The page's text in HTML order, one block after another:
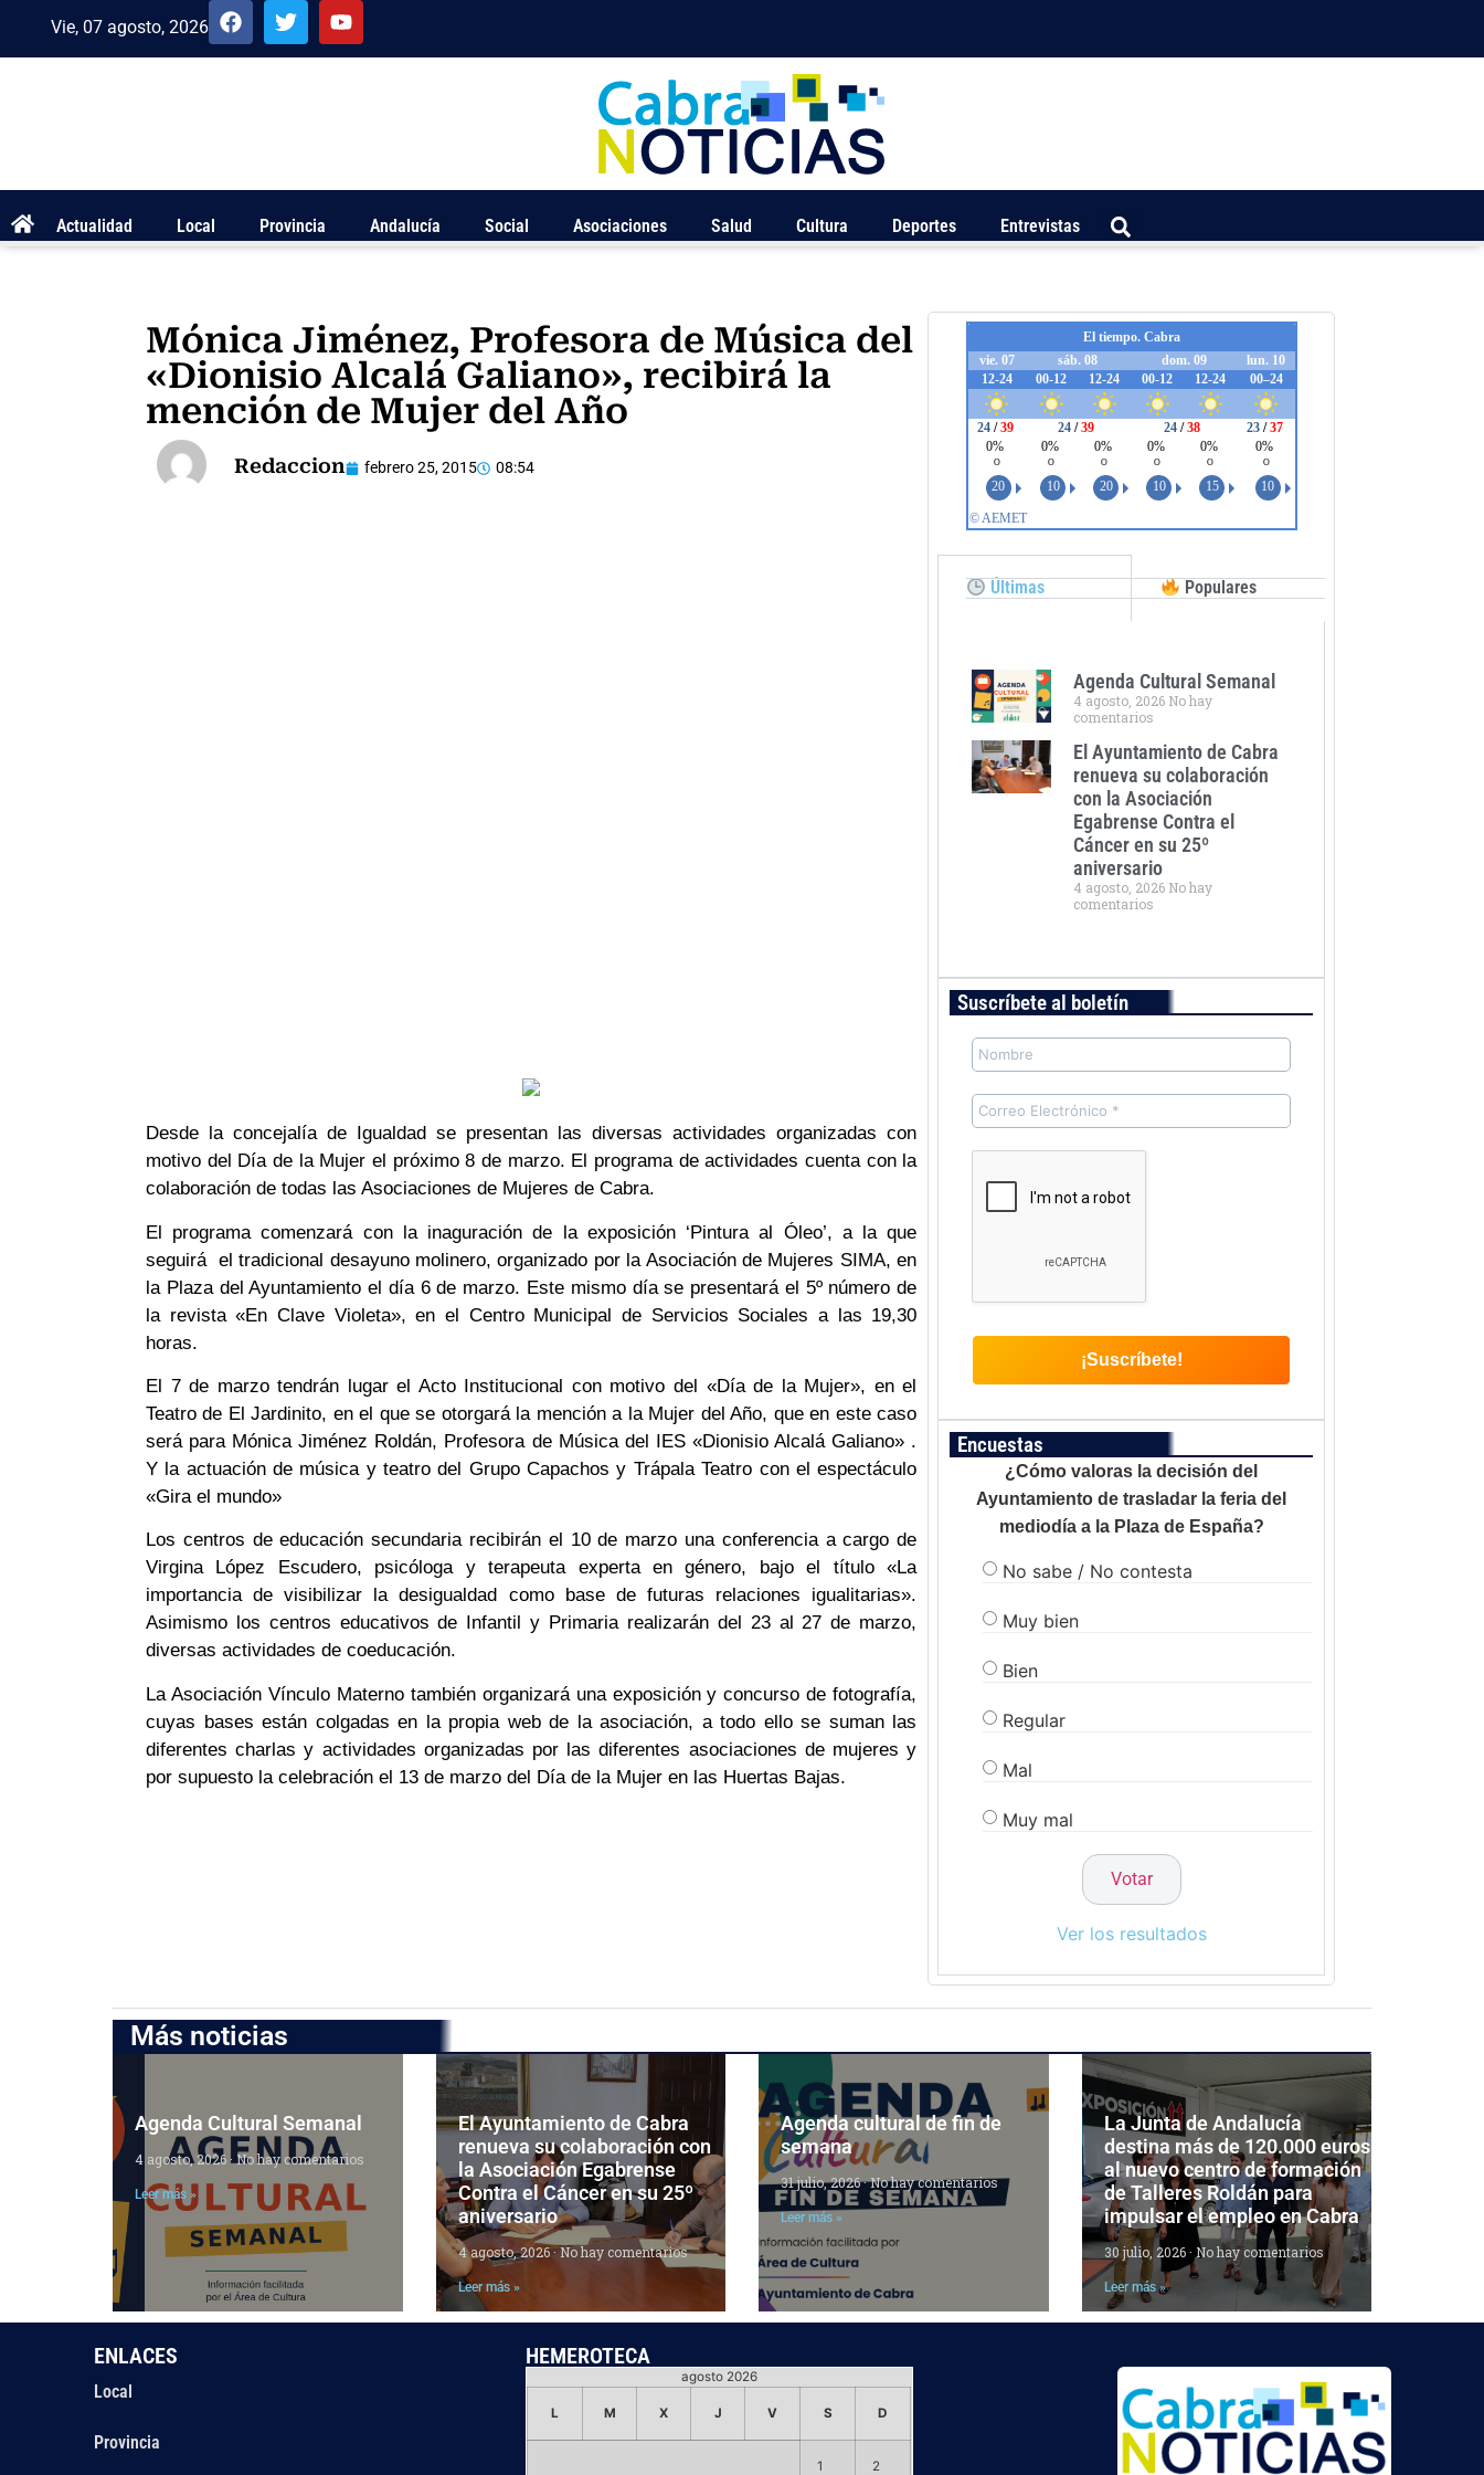
Vie, 07 agosto, 2026
Actualidad Local Provincia Andalucía Social Asociaciones Salud Cultura Deportes Entrevistas
Mónica Jiménez, Profesora de Música del
«Dionisio Alcalá Galiano», recibirá la
mención de Mujer del Año
Redaccion febrero 25, 2015 08:54
Desde la concejalía de Igualdad se presentan las diversas actividades organizadas con
motivo del Día de la Mujer el próximo 8 de marzo. El programa de actividades cuenta con la
colaboración de todas las Asociaciones de Mujeres de Cabra.
El programa comenzará con la inaguración de la exposición ‘Pintura al Óleo’, a la que
seguirá el tradicional desayuno molinero, organizado por la Asociación de Mujeres SIMA, en
la Plaza del Ayuntamiento el día 6 de marzo. Este mismo día se presentará el 5º número de
la revista «En Clave Violeta», en el Centro Municipal de Servicios Sociales a las 19,30
horas.
El 7 de marzo tendrán lugar el Acto Institucional con motivo del «Día de la Mujer», en el
Teatro de El Jardinito, en el que se otorgará la mención a la Mujer del Año, que en este caso
será para Mónica Jiménez Roldán, Profesora de Música del IES «Dionisio Alcalá Galiano» .
Y la actuación de música y teatro del Grupo Capachos y Trápala Teatro con el espectáculo
«Gira el mundo»
Los centros de educación secundaria recibirán el 10 de marzo una conferencia a cargo de
Virgina López Escudero, psicóloga y terapeuta experta en género, bajo el título «La
importancia de visibilizar la desigualdad como base de futuras relaciones igualitarias».
Asimismo los centros educativos de Infantil y Primaria realizarán del 23 al 27 de marzo,
diversas actividades de coeducación.
La Asociación Vínculo Materno también organizará una exposición y concurso de fotografía,
cuyas bases están colgadas en la propia web de la asociación, a todo ello se suman las
diferentes charlas y actividades organizadas por las diferentes asociaciones de mujeres y
por supuesto la celebración el 13 de marzo del Día de la Mujer en las Huertas Bajas.
Últimas Populares
Agenda Cultural Semanal
4 agosto, 2026 No hay
comentarios
El Ayuntamiento de Cabra
renueva su colaboración
con la Asociación
Egabrense Contra el
Cáncer en su 25º
aniversario
4 agosto, 2026 No hay
comentarios
Suscríbete al boletín
Encuestas
¿Cómo valoras la decisión del
Ayuntamiento de trasladar la feria del
mediodía a la Plaza de España?
No sabe / No contesta
Muy bien
Bien
Regular
Mal
Muy mal
Ver los resultados
Más noticias
Agenda Cultural Semanal
4 agosto, 2026 No hay comentarios
Leer más »
El Ayuntamiento de Cabra
renueva su colaboración con
la Asociación Egabrense
Contra el Cáncer en su 25º
aniversario
4 agosto, 2026 No hay comentarios
Leer más »
Agenda cultural de fin de
semana
31 julio, 2026No hay comentarios
Leer más »
La Junta de Andalucía
destina más de 120.000 euros
al nuevo centro de formación
de Talleres Roldán para
impulsar el empleo en Cabra
30 julio, 2026 No hay comentarios
Leer más »
ENLACES
Local
Provincia
HEMEROTECA
agosto 2026
L M X J V S D
1 2